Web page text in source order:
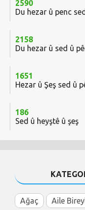
2590
Du hezar û penc
2158
Du hezar û sed û
1651
Hezar û Şeş sed û
186
Sed û heyştê û şeş
Ağaç Aile